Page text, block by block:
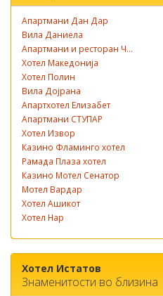
Апартмани Дан Дар
Вила Даниела
Апартмани и ресторан Ч...
Хотел Македонија
Хотел Полин
Вила Дојрана
Апартхотел Елизабет
Апартмани СТУПАР
Хотел Извор
Казино Фламинго хотел
Рамада Плаза хотел
Казино Мотел Сенатор
Мотел Вардар
Хотел Ашикот
Хотел Нар
Хотел Истатов
Знаменитости во близина